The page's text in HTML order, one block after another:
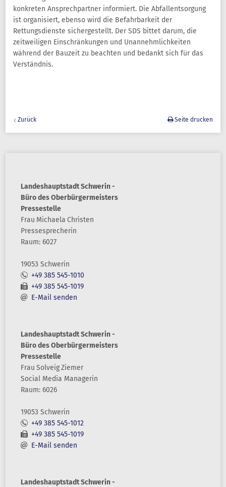
konkreten Ansprechpartner informiert. Die Abfallentsorgung
ist organisiert, ebenso wird die Befahrbarkeit der
Rettungsdienste sichergestellt. Der SDS bittet darum, die
zeitweiligen Einschränkungen und Unannehmlichkeiten
während der Bauzeit zu beachten und bedankt sich für das
Verständnis.
Zurück Seite drucken
Landeshauptstadt Schwerin -
Büro des Oberbürgermeisters
Pressestelle
Frau Michaela Christen
Pressesprecherin
Raum: 6027
19053 Schwerin
+49 385 545-1010
+49 385 545-1019
E-Mail senden
Landeshauptstadt Schwerin -
Büro des Oberbürgermeisters
Pressestelle
Frau SolveigZiemer
Social Media Managerin
Raum: 6026
19053 Schwerin
+49 385 545-1012
+49 385 545-1019
E-Mail senden
Landeshauptstadt Schwerin -